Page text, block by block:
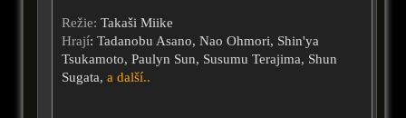
Režie: Takaši Miike
Hrají: Tadanobu Asano, Nao Ohmori, Shin'ya
Tsukamoto, Paulyn Sun, Susumu Terajima, Shun
Sugata, a další..